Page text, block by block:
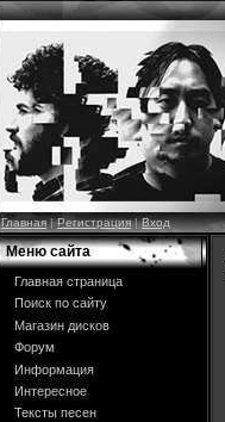
Главная|Регистрация|Вход
Меню сайта
Главная страница
Поиск по сайту
Магазин дисков
Форум
Информация
Интересное
Тексты песен